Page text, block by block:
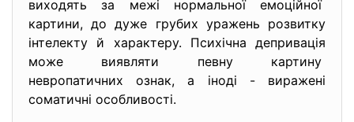
виходять за межі нормальної емоційної
картини, до дуже грубих уражень розвитку
інтелекту й характеру. Психічна депривація
може виявляти певну картину
невропатичних ознак, а іноді - виражені
соматичні особливості.